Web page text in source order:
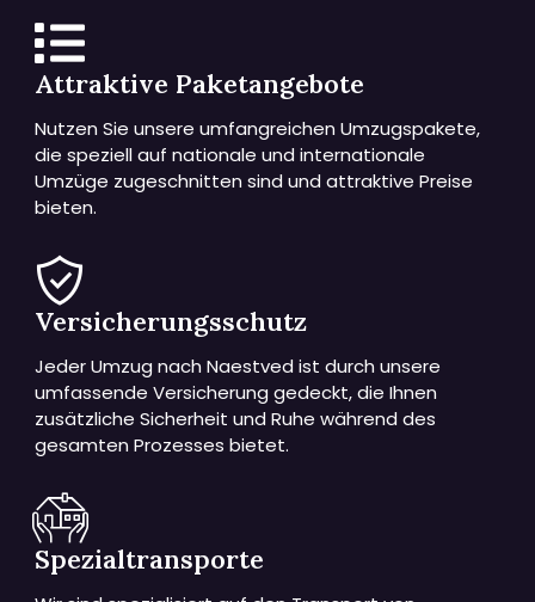
Attraktive Paketangebote
Nutzen Sie unsere umfangreichen Umzugspakete,
die speziell auf nationale und internationale
Umzüge zugeschnitten sind und attraktive Preise
bieten.
Versicherungsschutz
Jeder Umzug nach Naestved ist durch unsere
umfassende Versicherung gedeckt, die Ihnen
zusätzliche Sicherheit und Ruhe während des
gesamten Prozesses bietet.
Spezialtransporte